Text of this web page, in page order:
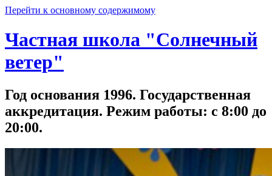
Перейти к основному содержимому
Частная школа "Солнечный
ветер"
Год основания 1996. Государственная
аккредитация. Режим работы: с 8:00 до
20:00.